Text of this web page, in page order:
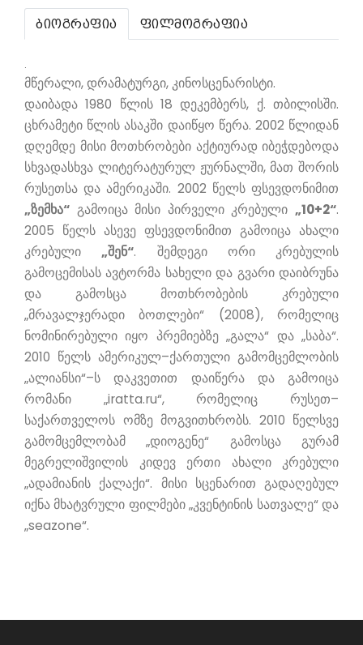
ბიოგრაფია ფილმოგრაფია
.
მწერალი, დრამატურგი, კინოსცენარისტი.
დაიბადა 1980 წლის 18 დეკემბერს, ქ. თბილისში.
ცხრამეტი წლის ასაკში დაიწყო წერა. 2002 წლიდან
დღემდე მისი მოთხრობები აქტიურად იბეჭდებოდა
სხვადასხვა ლიტერატურულ ჟურნალში, მათ შორის
რუსეთსა და ამერიკაში. 2002 წელს ფსევდონიმით
„ზემხა“ გამოიცა მისი პირველი კრებული „10+2“.
2005 წელს ასევე ფსევდონიმით გამოიცა ახალი
კრებული „შენ“. შემდეგი ორი კრებულის
გამოცემისას ავტორმა სახელი და გვარი დაიბრუნა
და გამოსცა მოთხრობების კრებული
„მრავალჯერადი ბოთლები“ (2008), რომელიც
ნომინირებული იყო პრემიებზე „გალა“ და „საბა“.
2010 წელს ამერიკულ–ქართული გამომცემლობის
„ალიანსი“–ს დაკვეთით დაიწერა და გამოიცა
რომანი „iratta.ru“, რომელიც რუსეთ–
საქართველოს ომზე მოგვითხრობს. 2010 წელსვე
გამომცემლობამ „დიოგენე“ გამოსცა გურამ
მეგრელიშვილის კიდევ ერთი ახალი კრებული
„ადამიანის ქალაქი“. მისი სცენარით გადაღებულ
იქნა მხატვრული ფილმები „კვენტინის სათვალე“ და
„seazone“.